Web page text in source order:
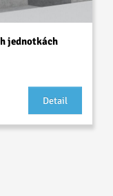
jednotkách
Detail